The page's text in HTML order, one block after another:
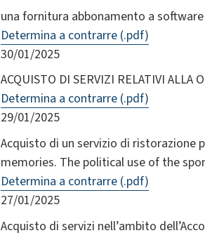
una fornitura abbonamento a
Determina a contrarre (.pdf)
30/01/2025
ACQUISTO DI SERVIZI RELATIVI ALLA
Determina a contrarre (.pdf)
29/01/2025
Acquisto di un servizio di ristorazione
memories. The political use of the
Determina a contrarre (.pdf)
27/01/2025
Acquisto di servizi nell’ambito